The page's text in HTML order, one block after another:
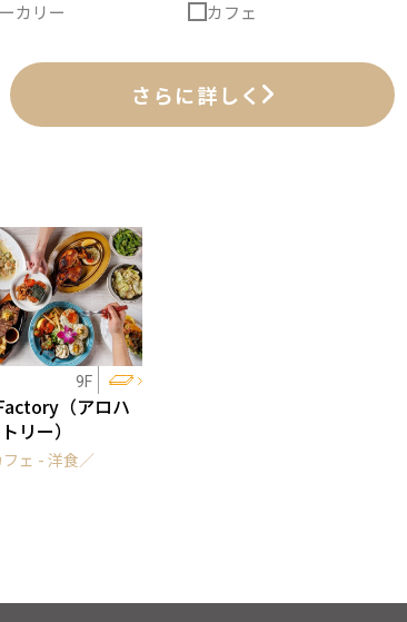
カリー カフェ
さらに詳しく
9F
（アロハ
リー）
ェ - 洋食／